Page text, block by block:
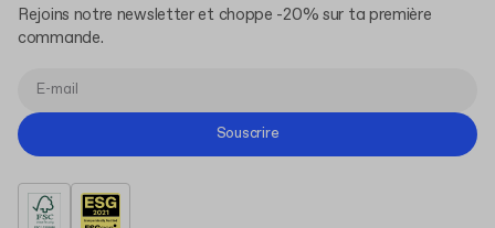
Rejoins notre newsletter et choppe -20% sur ta première
commande.
Souscrire